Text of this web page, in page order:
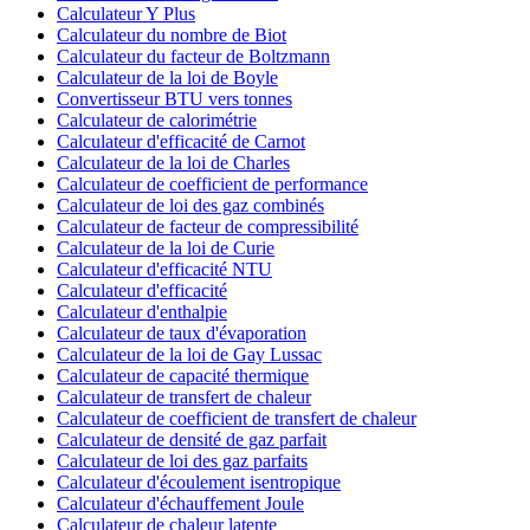
Calculateur Y Plus
Calculateur du nombre de Biot
Calculateur du facteur de Boltzmann
Calculateur de la loi de Boyle
Convertisseur BTU vers tonnes
Calculateur de calorimétrie
Calculateur d'efficacité de Carnot
Calculateur de la loi de Charles
Calculateur de coefficient de performance
Calculateur de loi des gaz combinés
Calculateur de facteur de compressibilité
Calculateur de la loi de Curie
Calculateur d'efficacité NTU
Calculateur d'efficacité
Calculateur d'enthalpie
Calculateur de taux d'évaporation
Calculateur de la loi de Gay Lussac
Calculateur de capacité thermique
Calculateur de transfert de chaleur
Calculateur de coefficient de transfert de chaleur
Calculateur de densité de gaz parfait
Calculateur de loi des gaz parfaits
Calculateur d'écoulement isentropique
Calculateur d'échauffement Joule
Calculateur de chaleur latente